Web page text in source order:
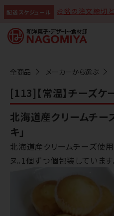
配送スケジュール お盆の注文締切
全商品 メーカーから選ぶ
[113]【常温】チーズケ
北海道産クリームチー
キ」
北海道産クリームチーズ使
ヌ。1個ずつ個包装しています
なごみやAIガイド
AIがなごみやの使い方をお答えします